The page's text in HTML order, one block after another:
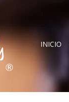
INICIO